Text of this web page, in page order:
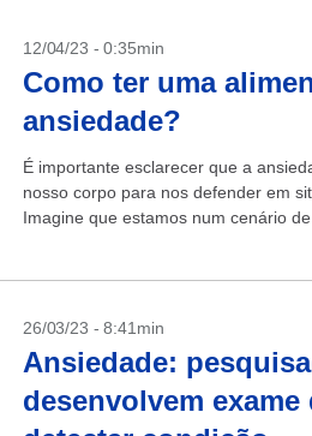
12/04/23 - 0:35min
Como ter uma
ansiedade?
É importante esclarecer que a
nosso corpo para nos defender em
Imagine que estamos num cenário
26/03/23 - 8:41min
Ansiedade:
desenvolvem exame